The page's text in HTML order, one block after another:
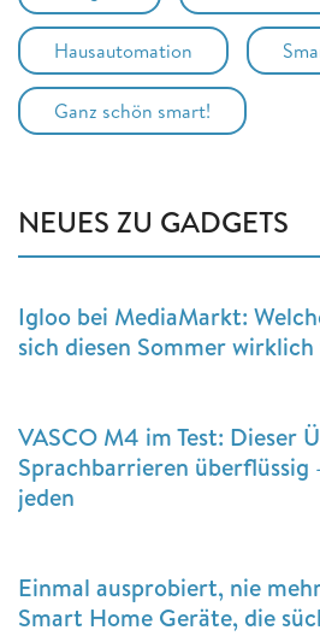
Hausautomation
Ganz schön smart!
NEUES ZU GADGETS
Igloo bei MediaMarkt:
sich diesen Sommer
VASCO M4 im Test: Dieser
Sprachbarrieren
jeden
Einmal ausprobiert, nie
Smart Home Geräte, die